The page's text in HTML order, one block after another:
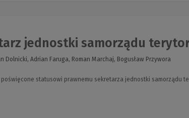
jednostki samorządu
Dolnicki, Adrian Faruga, Roman Marchaj, Bogusław Przywora
statusowi prawnemu sekretarza jednostki samorządu